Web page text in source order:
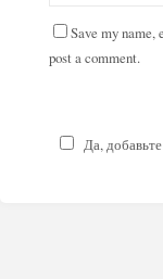
Save my
post a comment.
Да,